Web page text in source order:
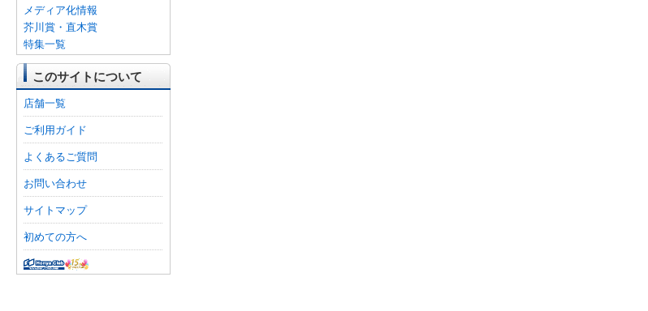
メディア化情報
芥川賞・直木賞
特集一覧
このサイトについて
店舗一覧
ご利用ガイド
よくあるご質問
お問い合わせ
サイトマップ
初めての方へ